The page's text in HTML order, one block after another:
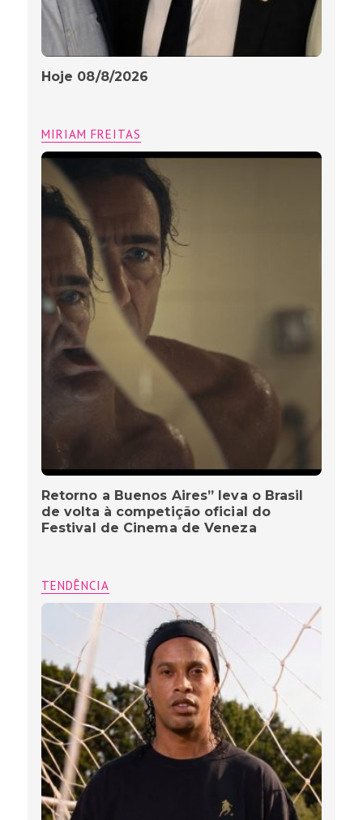
Hoje 08/8/2026
MIRIAM FREITAS
Retorno a Buenos Aires” leva o Brasil
de volta à competição oficial do
Festival de Cinema de Veneza
TENDÊNCIA